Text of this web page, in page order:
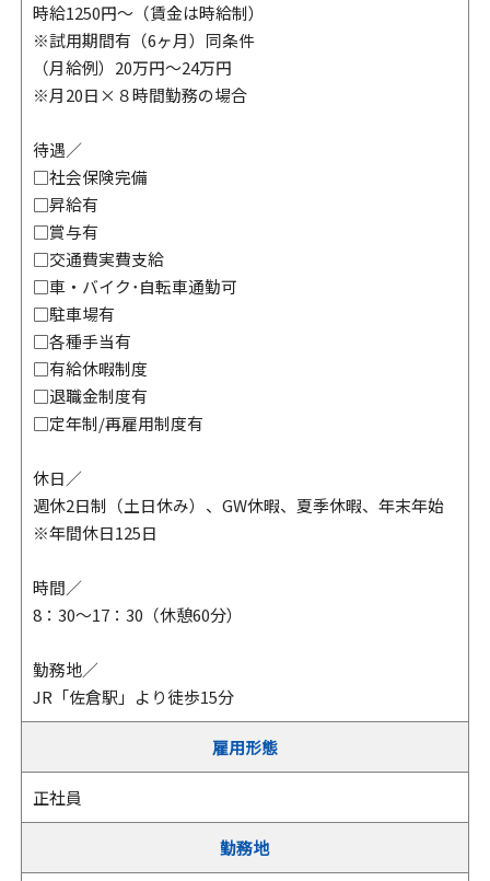
時給1250円～（賃金は時給制）
※試用期間有（6ヶ月）同条件
（月給例）20万円～24万円
※月20日×８時間勤務の場合
待遇／
□社会保険完備
□昇給有
□賞与有
□交通費実費支給
□車・バイク･自転車通勤可
□駐車場有
□各種手当有
□有給休暇制度
□退職金制度有
□定年制/再雇用制度有
休日／
週休2日制（土日休み）、GW休暇、夏季休暇、年末年始
※年間休日125日
時間／
8：30～17：30（休憩60分）
勤務地／
JR「佐倉駅」より徒歩15分
雇用形態
正社員
勤務地